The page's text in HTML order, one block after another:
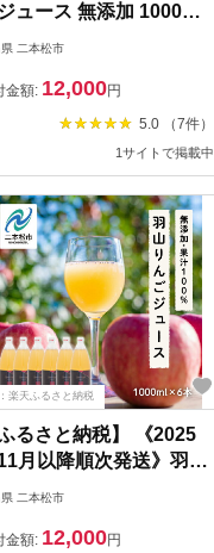
ュース 無添加 1000ml
セット りんごジュース
ト 故郷 ふるさと 納税
島 ふくしま 二本松市 送
料 【斎藤りんご園】
二本松市
金額: 12,000円
5.0 （7件）
1サイトで掲載中
楽天ふるさと納税
ふるさと納税】 《2025
月以降順次発送》羽山
んごジュース 無添加
ス 人気 ランキング お
二本松市
金額: 12,000円